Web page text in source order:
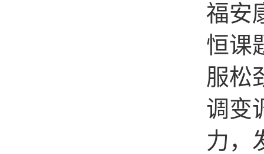
福安
恒课
服松
调变
力，